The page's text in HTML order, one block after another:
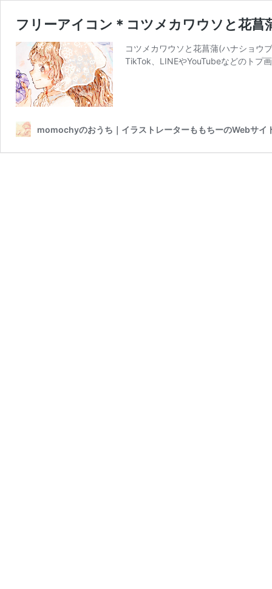
フリーアイコン＊コツメカワウソと花菖
コツメカワウソと花菖蒲(ハナショウ
TikTok、LINEやYouTubeなどのトプ
momochyのおうち｜イラストレーターももちーのWebサイ